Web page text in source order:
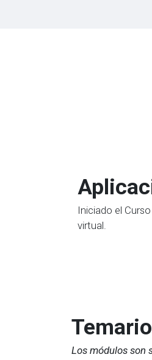
Iniciado el
virtual.
Temario
Los módulos son